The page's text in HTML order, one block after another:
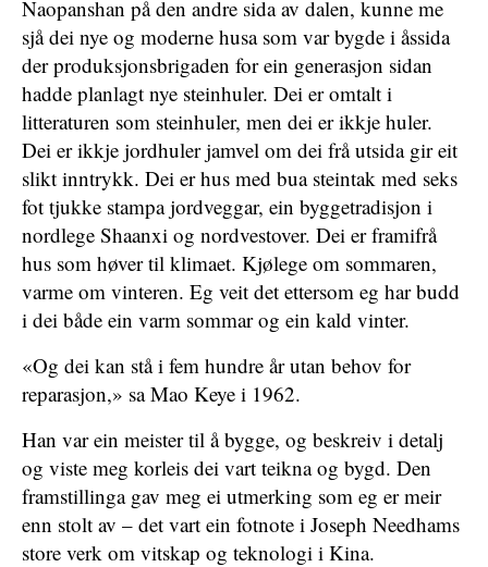
Naopanshan på den andre sida av dalen, kunne me
sjå dei nye og moderne husa som var bygde i åssida
der produksjonsbrigaden for ein generasjon sidan
hadde planlagt nye steinhuler. Dei er omtalt i
litteraturen som steinhuler, men dei er ikkje huler.
Dei er ikkje jordhuler jamvel om dei frå utsida gir eit
slikt inntrykk. Dei er hus med bua steintak med seks
fot tjukke stampa jordveggar, ein byggetradisjon i
nordlege Shaanxi og nordvestover. Dei er framifrå
hus som høver til klimaet. Kjølege om sommaren,
varme om vinteren. Eg veit det ettersom eg har budd
i dei både ein varm sommar og ein kald vinter.
«Og dei kan stå i fem hundre år utan behov for
reparasjon,» sa Mao Keye i 1962.
Han var ein meister til å bygge, og beskreiv i detalj
og viste meg korleis dei vart teikna og bygd. Den
framstillinga gav meg ei utmerking som eg er meir
enn stolt av – det vart ein fotnote i Joseph Needhams
store verk om vitskap og teknologi i Kina.